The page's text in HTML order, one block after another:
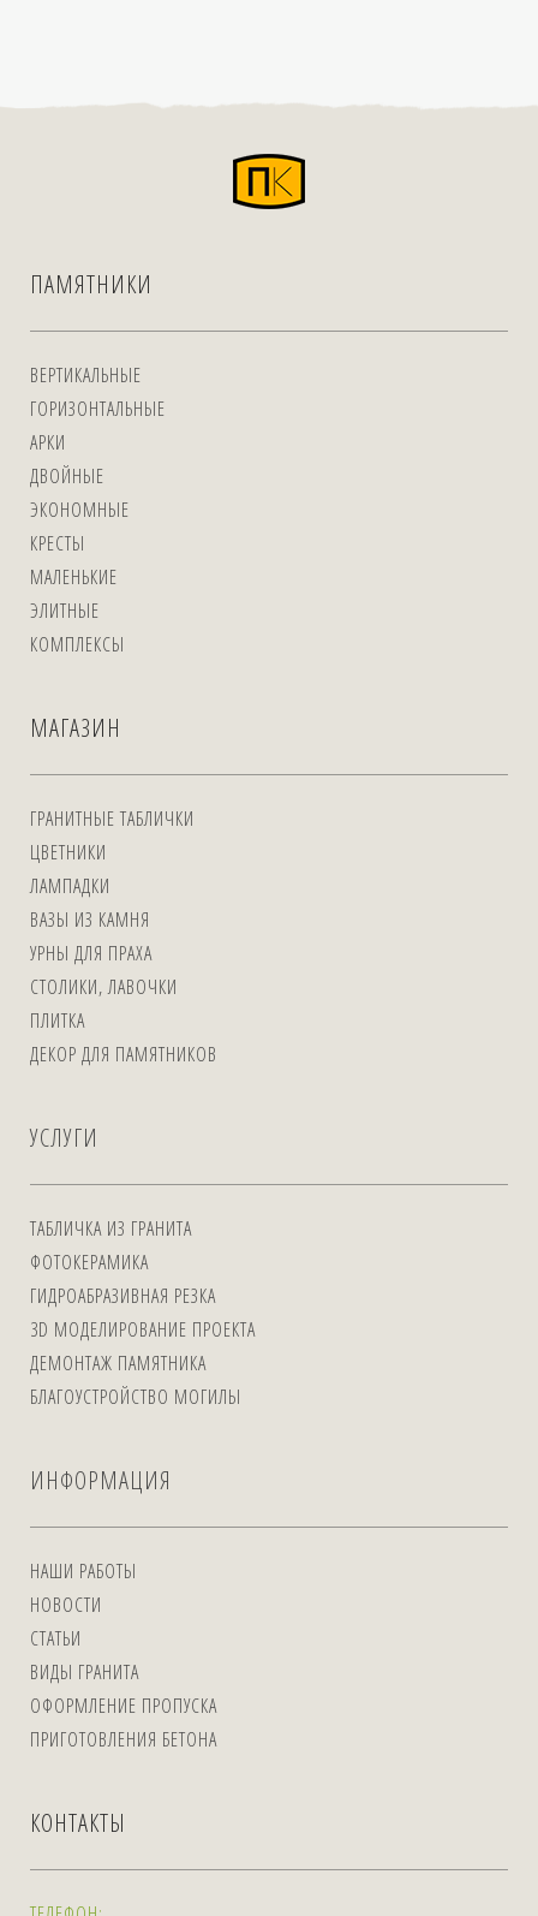
ПАМЯТНИКИ
ВЕРТИКАЛЬНЫЕ
ГОРИЗОНТАЛЬНЫЕ
АРКИ
ДВОЙНЫЕ
ЭКОНОМНЫЕ
КРЕСТЫ
МАЛЕНЬКИЕ
ЭЛИТНЫЕ
КОМПЛЕКСЫ
МАГАЗИН
ГРАНИТНЫЕ ТАБЛИЧКИ
ЦВЕТНИКИ
ЛАМПАДКИ
ВАЗЫ ИЗ КАМНЯ
УРНЫ ДЛЯ ПРАХА
СТОЛИКИ, ЛАВОЧКИ
ПЛИТКА
ДЕКОР ДЛЯ ПАМЯТНИКОВ
УСЛУГИ
ТАБЛИЧКА ИЗ ГРАНИТА
ФОТОКЕРАМИКА
ГИДРОАБРАЗИВНАЯ РЕЗКА
3D МОДЕЛИРОВАНИЕ ПРОЕКТА
ДЕМОНТАЖ ПАМЯТНИКА
БЛАГОУСТРОЙСТВО МОГИЛЫ
ИНФОРМАЦИЯ
НАШИ РАБОТЫ
НОВОСТИ
СТАТЬИ
ВИДЫ ГРАНИТА
ОФОРМЛЕНИЕ ПРОПУСКА
ПРИГОТОВЛЕНИЯ БЕТОНА
КОНТАКТЫ